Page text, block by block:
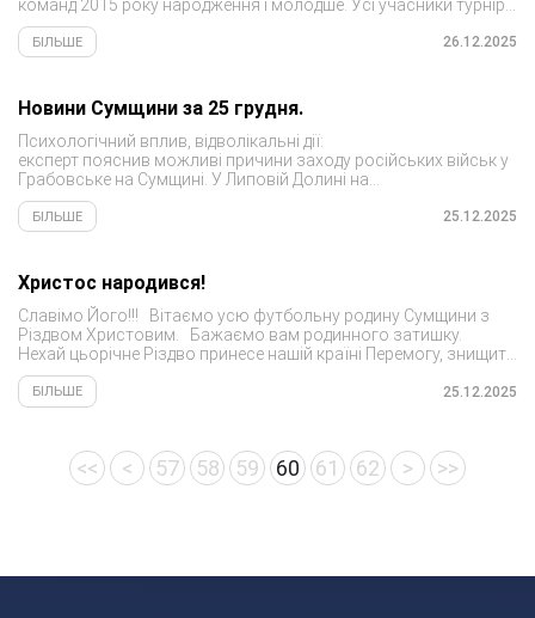
команд 2015 року народження і молодше. Усі учасники турніру
отримали медалі та солодкі...
БІЛЬШЕ 26.12.2025
Новини Сумщини за 25 грудня.
Психологічний вплив, відволікальні дії:
експерт пояснив можливі причини заходу російських військ у
Грабовське на Сумщині. У Липовій Долині на
Сумщині відкрили модульне містечко для ВПО. Навчаня від
Служби зайнятості для жінок: які спеціальності найбільш
затребувані в...
БІЛЬШЕ 25.12.2025
Христос народився!
Славімо Його!!! Вітаємо усю футбольну родину Сумщини з
Різдвом Христовим. Бажаємо вам родинного затишку.
Нехай цьорічне Різдво принесе нашій країні Перемогу, знищить
усі злидні, і доля більше...
БІЛЬШЕ 25.12.2025
<< < 57 58 59 60 61 62 > >>